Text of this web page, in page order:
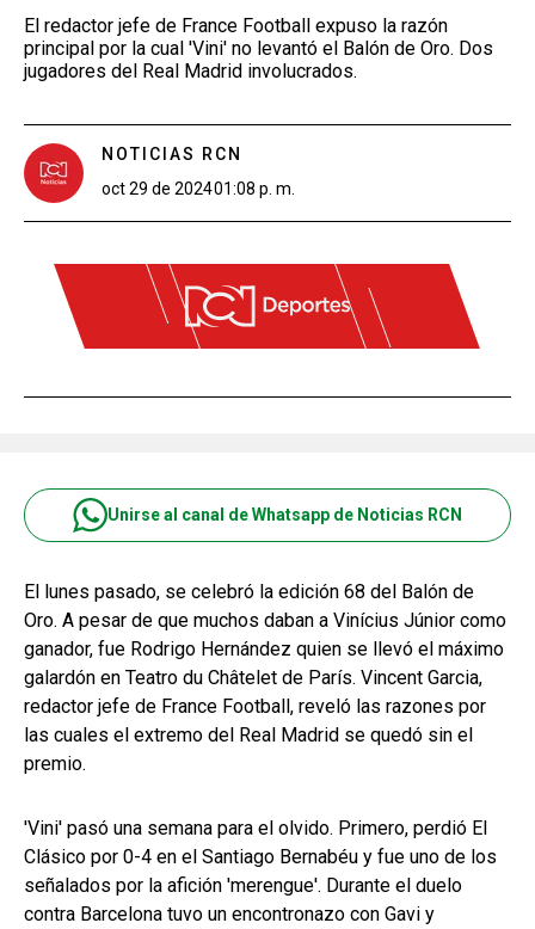
El redactor jefe de France Football expuso la razón
principal por la cual 'Vini' no levantó el Balón de Oro. Dos
jugadores del Real Madrid involucrados.
NOTICIAS RCN
oct 29 de 202401:08 p. m.
Unirse al canal de Whatsapp de Noticias RCN
El lunes pasado, se celebró la edición 68 del Balón de
Oro. A pesar de que muchos daban a Vinícius Júnior como
ganador, fue Rodrigo Hernández quien se llevó el máximo
galardón en Teatro du Châtelet de París. Vincent Garcia,
redactor jefe de France Football, reveló las razones por
las cuales el extremo del Real Madrid se quedó sin el
premio.
'Vini' pasó una semana para el olvido. Primero, perdió El
Clásico por 0-4 en el Santiago Bernabéu y fue uno de los
señalados por la afición 'merengue'. Durante el duelo
contra Barcelona tuvo un encontronazo con Gavi y